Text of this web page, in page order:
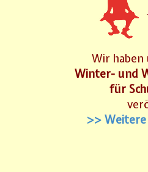
Wir haben
Winter- und
für
>>